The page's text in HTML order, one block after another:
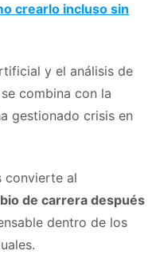
crearlo incluso sin
y el análisis de
combina con la
gestionado crisis en
convierte al
de carrera después
dentro de los